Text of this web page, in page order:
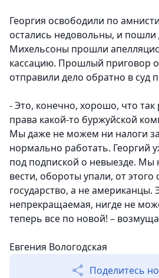
Георгия освободили по
остались недовольны, и
Михельсоны прошли
кассацию. Прошлый приговор
отправили дело обратно в суд
- Это, конечно, хорошо, что
права какой-то буржуйской
Мы даже не можем ни налоги
нормально работать. Георгий
под подпиской о невыезде. Мы
вести, обороты упали, от этого
государство, а не американцы.
непрекращаемая, нигде не
теперь все по новой! –
Евгения Вологодская
Поделитесь